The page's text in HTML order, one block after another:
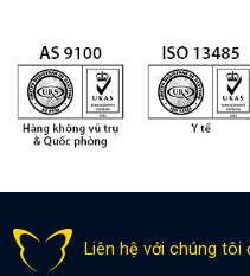
Liên hệ với chúng